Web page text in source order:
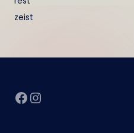
zeist
Facebook
Instagram